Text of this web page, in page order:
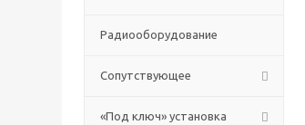
Радиооборудование
Сопутствующее
«Под ключ» установка